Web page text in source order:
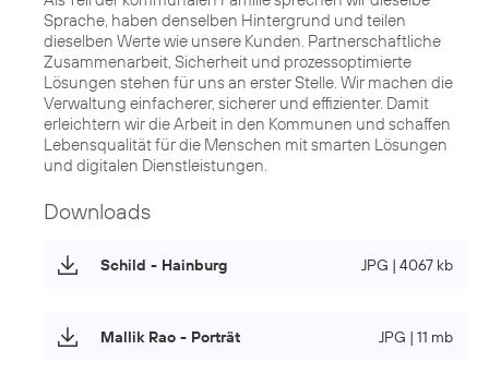
Sprache, haben denselben Hintergrund und teilen
dieselben Werte wie unsere Kunden. Partnerschaftliche
Zusammenarbeit, Sicherheit und prozessoptimierte
Lösungen stehen für uns an erster Stelle. Wir machen die
Verwaltung einfacherer, sicherer und effizienter. Damit
erleichtern wir die Arbeit in den Kommunen und schaffen
Lebensqualität für die Menschen mit smarten Lösungen
und digitalen Dienstleistungen.
Downloads
Schild - Hainburg JPG | 4067 kb
Mallik Rao - Porträt JPG | 11 mb